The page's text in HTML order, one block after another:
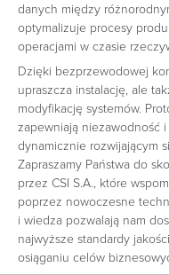
danych między
optymalizuje procesy
operacjami w czasie
Dzięki bezprzewodowej
upraszcza instalację, ale
modyfikację systemów.
zapewniają niezawodność
dynamicznie rozwijającym
Zapraszamy Państwa do
przez CSI S.A., które
poprzez nowoczesne
i wiedza pozwalają nam
najwyższe standardy
osiąganiu celów